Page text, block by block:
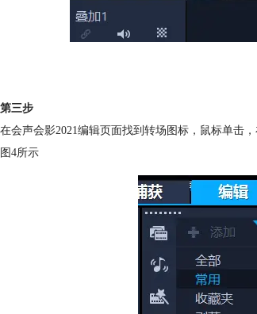
第三步
在会声会影2021编辑页面找到转场图标，鼠标单击
图4所示